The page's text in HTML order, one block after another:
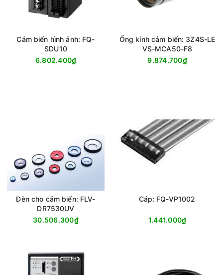
Cảm biến hình ảnh: FQ-
SDU10
6.802.400₫
Ống kính cảm biến: 3Z4S-LE
VS-MCA50-F8
9.874.700₫
Đèn cho cảm biến: FLV-
DR7530UV
30.506.300₫
Cáp: FQ-VP1002
1.441.000₫